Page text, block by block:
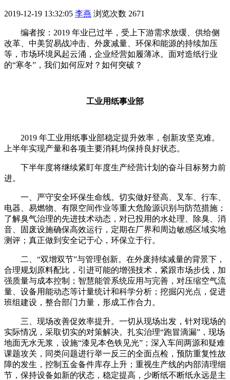
2019-12-19 13:32:05 李燕 浏览次数 2671
编者按：2019 年业已过半，受上下游需求放缓、供给侧
改革、中美贸易战冲击、外废减量、环保和能源的持续加压
等，市场环境风起云涌，企业经营如履薄冰。面对造纸行业
的“寒冬”，我们如何应对？如何突破？
工业用纸事业部
2019 年工业用纸事业部稳定提升效率，创新攻坚克难。
上半年实现产量和各项主要消耗均保持良好状态。
下半年度将继续紧盯年度生产经营计划的奋斗目标努力前
进。
一、严守安全环保生命线。切实做好登高、叉车、行车、
电器、易燃物、有限空间作业等重大危险源识别与防范措施；
了解臭气治理的先进技术动态，对已投用的水处理、除臭、消
音、固废设施确保高效运行，定期在厂界和周边敏感区域实地
测评；真正做到安全记于心，环保立于行。
二、“双增双节”与管理创新。在外废持续减量的背景下，
合理规划原料配比，引进可能的增强技术，紧跟市场步伐，加
强质量与成本控制；智慧能管系统应用与完善，对压缩空气流
量、设备用能动态等计量统计和科学分析；挖掘闪光点，促进
班组建设，整合部门力量，形成工作合力。
三、现场改善促效率提升。一切从现场出发，针对现场的
实际情况，采取切实的对策解决。扎实治理“跑冒滴漏”，现场
地面无水无浆，设施“漆见本色铁见光”；深入车间两源和疑难
课题攻关，同类问题进行举一反三的全面点检，预防重复性故
障的发生，控制五金备件库存上升；重视生产线的内部清理细
节，保持设备如新的状态，稳定提高，少断纸不断纸永远是主